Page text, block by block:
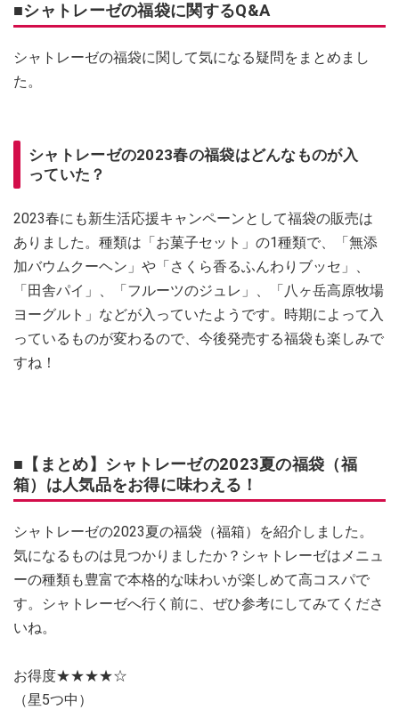
■シャトレーゼの福袋に関するQ&A
シャトレーゼの福袋に関して気になる疑問をまとめまし
た。
シャトレーゼの2023春の福袋はどんなものが入
っていた？
2023春にも新生活応援キャンペーンとして福袋の販売は
ありました。種類は「お菓子セット」の1種類で、「無添
加バウムクーヘン」や「さくら香るふんわりブッセ」、
「田舎パイ」、「フルーツのジュレ」、「八ヶ岳高原牧場
ヨーグルト」などが入っていたようです。時期によって入
っているものが変わるので、今後発売する福袋も楽しみで
すね！
■【まとめ】シャトレーゼの2023夏の福袋（福
箱）は人気品をお得に味わえる！
シャトレーゼの2023夏の福袋（福箱）を紹介しました。
気になるものは見つかりましたか？シャトレーゼはメニュ
ーの種類も豊富で本格的な味わいが楽しめて高コスパで
す。シャトレーゼへ行く前に、ぜひ参考にしてみてくださ
いね。
お得度★★★★☆
（星5つ中）